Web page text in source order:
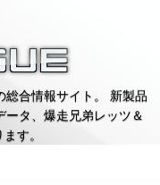
総合情報サイト。 新製品
タ、爆走兄弟レッツ＆
す。